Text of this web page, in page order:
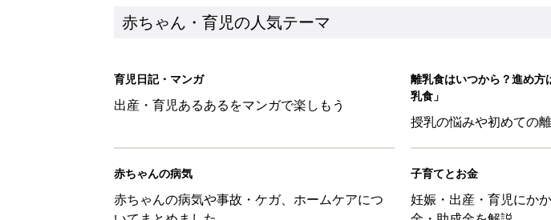
ひよこクラブ の読者アンケート&体験談大募集！！
赤ちゃん・育児
10月18日(日)のタイムスケジュール【たまひよ ファミリーパーク2026】
赤ちゃん・育児